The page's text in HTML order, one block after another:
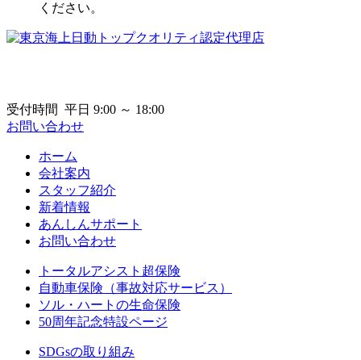
ください。
受付時間 平日 9:00 ～ 18:00
お問い合わせ
ホーム
会社案内
スタッフ紹介
新着情報
あんしんサポート
お問い合わせ
トータルアシスト超保険
自動車保険（事故対応サービス）
ソル・ハートの生命保険
50周年記念特設ページ
SDGsの取り組み